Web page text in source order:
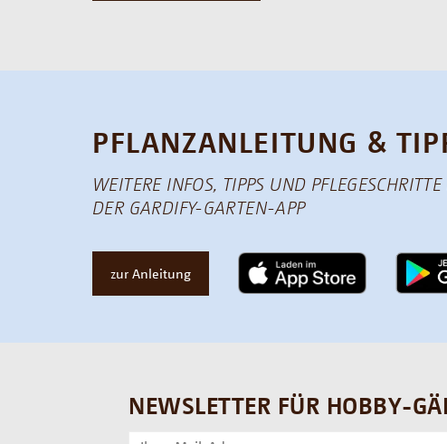
PFLANZANLEITUNG &
WEITERE INFOS, TIPPS UND
DER GARDIFY-GARTEN-APP
zur Anleitung
NEWSLETTER FÜR HOBBY-